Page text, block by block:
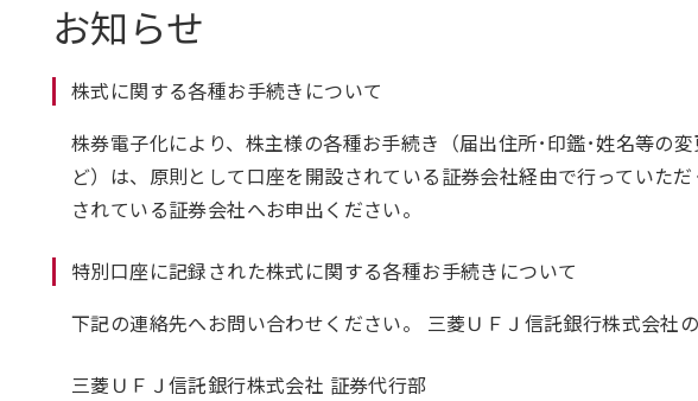
お知らせ
株式に関する各種お手続きについて
株券電子化により、株主様の各種お手続き（届出住所･印鑑･姓名等の
ど）は、原則として口座を開設されている証券会社経由で行っていた
されている証券会社へお申出ください。
特別口座に記録された株式に関する各種お手続きについて
下記の連絡先へお問い合わせください。 三菱ＵＦＪ信託銀行株式会社
三菱ＵＦＪ信託銀行株式会社 証券代行部